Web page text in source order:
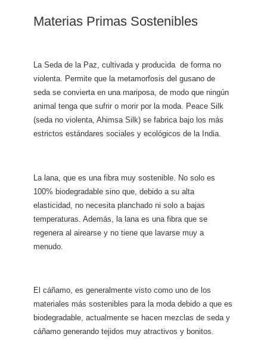
Materias Primas Sostenibles
La Seda de la Paz, cultivada y producida de forma no
violenta. Permite que la metamorfosis del gusano de
seda se convierta en una mariposa, de modo que ningún
animal tenga que sufrir o morir por la moda. Peace Silk
(seda no violenta, Ahimsa Silk) se fabrica bajo los más
estrictos estándares sociales y ecológicos de la India.
La lana, que es una fibra muy sostenible. No solo es
100% biodegradable sino que, debido a su alta
elasticidad, no necesita planchado ni solo a bajas
temperaturas. Además, la lana es una fibra que se
regenera al airearse y no tiene que lavarse muy a
menudo.
El cáñamo, es generalmente visto como uno de los
materiales más sostenibles para la moda debido a que es
biodegradable, actualmente se hacen mezclas de seda y
cáñamo generando tejidos muy atractivos y bonitos.